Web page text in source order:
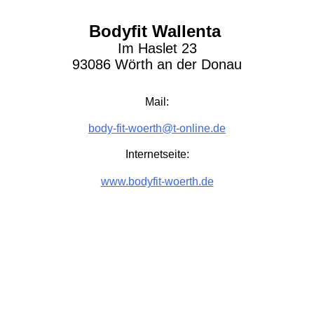
Bodyfit Wallenta
Im Haslet 23
93086 Wörth an der Donau
Mail:
body-fit-woerth@t-online.de
Internetseite:
www.bodyfit-woerth.de